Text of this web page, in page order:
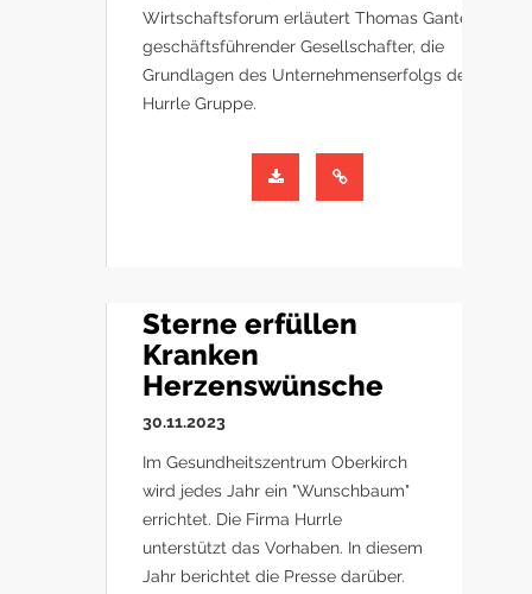
Wirtschaftsforum erläutert Thomas Ganter,
geschäftsführender Gesellschafter, die
Grundlagen des Unternehmenserfolgs der
Hurrle Gruppe.
Sterne erfüllen
Kranken
Herzenswünsche
30.11.2023
Im Gesundheitszentrum Oberkirch
wird jedes Jahr ein "Wunschbaum"
errichtet. Die Firma Hurrle
unterstützt das Vorhaben. In diesem
Jahr berichtet die Presse darüber.